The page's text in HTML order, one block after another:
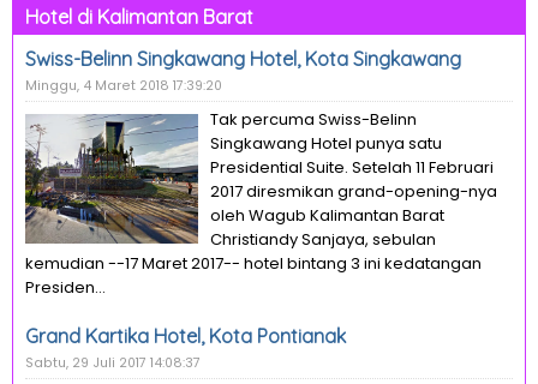
Hotel di Kalimantan Barat
Swiss-Belinn Singkawang Hotel, Kota Singkawang
Minggu, 4 Maret 2018 17:39:20
Tak percuma Swiss-Belinn
Singkawang Hotel punya satu
Presidential Suite. Setelah 11 Februari
2017 diresmikan grand-opening-nya
oleh Wagub Kalimantan Barat
Christiandy Sanjaya, sebulan
kemudian --17 Maret 2017-- hotel bintang 3 ini kedatangan
Presiden...
Grand Kartika Hotel, Kota Pontianak
Sabtu, 29 Juli 2017 14:08:37